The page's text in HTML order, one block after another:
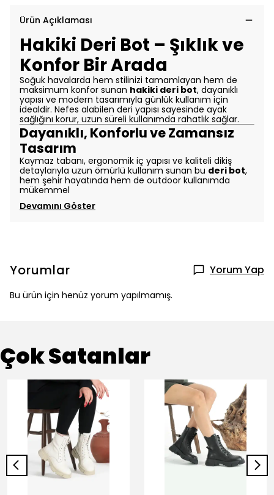
Ürün Açıklaması
Hakiki Deri Bot – Şıklık ve
Konfor Bir Arada
Soğuk havalarda hem stilinizi tamamlayan hem de
maksimum konfor sunan hakiki deri bot, dayanıklı
yapısı ve modern tasarımıyla günlük kullanım için
idealdir. Nefes alabilen deri yapısı sayesinde ayak
sağlığını korur, uzun süreli kullanımda rahatlık sağlar.
Dayanıklı, Konforlu ve Zamansız
Tasarım
Kaymaz tabanı, ergonomik iç yapısı ve kaliteli dikiş
detaylarıyla uzun ömürlü kullanım sunan bu deri bot,
hem şehir hayatında hem de outdoor kullanımda
mükemmel
Devamını Göster
Yorumlar Yorum Yap
Bu ürün için henüz yorum yapılmamış.
Çok Satanlar